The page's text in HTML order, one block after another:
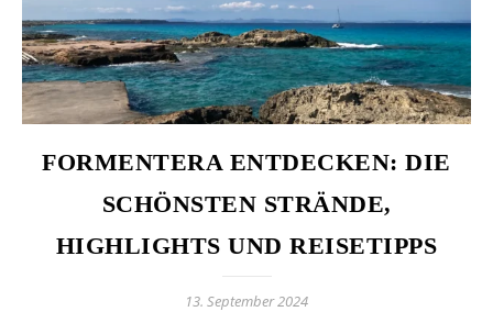
FORMENTERA ENTDECKEN: DIE
SCHÖNSTEN STRÄNDE,
HIGHLIGHTS UND REISETIPPS
13. September 2024